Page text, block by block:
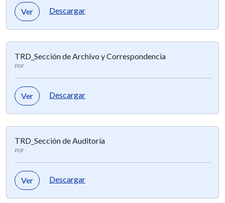
Ver Descargar
TRD_Sección de Archivo y Correspondencia
PDF
Ver Descargar
TRD_Sección de Auditoría
PDF
Ver Descargar